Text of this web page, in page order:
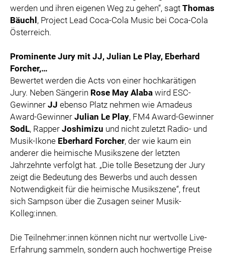
werden und ihren eigenen Weg zu gehen“, sagt Thomas
Bäuchl, Project Lead Coca-Cola Music bei Coca-Cola
Österreich.
Prominente Jury mit JJ, Julian Le Play, Eberhard
Forcher,…
Bewertet werden die Acts von einer hochkarätigen
Jury. Neben Sängerin Rose May Alaba wird ESC-
Gewinner JJ ebenso Platz nehmen wie Amadeus
Award-Gewinner Julian Le Play, FM4 Award-Gewinner
SodL, Rapper Joshimizu und nicht zuletzt Radio- und
Musik-Ikone Eberhard Forcher, der wie kaum ein
anderer die heimische Musikszene der letzten
Jahrzehnte verfolgt hat. „Die tolle Besetzung der Jury
zeigt die Bedeutung des Bewerbs und auch dessen
Notwendigkeit für die heimische Musikszene“, freut
sich Sampson über die Zusagen seiner Musik-
Kolleg:innen.
Die Teilnehmer:innen können nicht nur wertvolle Live-
Erfahrung sammeln, sondern auch hochwertige Preise